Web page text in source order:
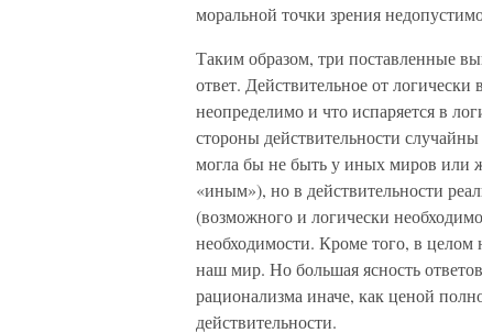
моральной точки зрения
Таким образом, три поставленные
ответ. Действительное от
неопределимо и что испаряется в
стороны действительности
могла бы не быть у иных миров или
«иным»), но в действительности
(возможного и логически
необходимости. Кроме того, в целом
наш мир. Но большая ясность
рационализма иначе, как ценой
действительности.